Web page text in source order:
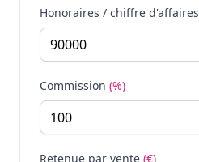
Honoraires / chiffre d'affaires
Commission (%)
Retenue par vente (€)